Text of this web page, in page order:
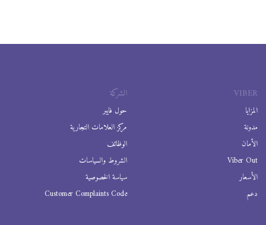
VIBER
المزايا
مدونة
الأمان
Viber Out
الأسعار
دعم
الشركة
حول فايبر
مركز العلامات التجارية
الوظائف
الشروط والسياسات
سياسة الخصوصية
Customer Complaints Code